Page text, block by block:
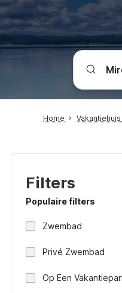
Home
Filters
Populaire filters
Zwembad
Privé Zwembad
Op Een